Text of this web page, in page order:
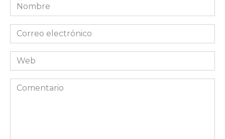
Nombre
Correo
electrónico
Web
Comentario